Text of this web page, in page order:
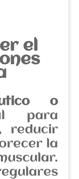
el
o
para
reducir
la